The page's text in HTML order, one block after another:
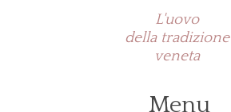
L'uovo
della tradizione
veneta
Menu